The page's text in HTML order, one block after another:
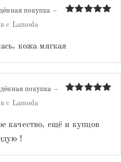
покупка –
с Lamoda
кожа мягкая
покупка –
с Lamoda
качество, ещё и купцов
!